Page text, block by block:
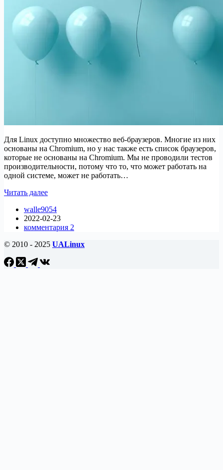
Для Linux доступно множество веб-браузеров. Многие из них
основаны на Chromium, но у нас также есть список браузеров,
которые не основаны на Chromium. Мы не проводили тестов
производительности, потому что то, что может работать на
одной системе, может не работать…
Читать далее10
веб-
браузеров
с
исходным
для
walle9054
2022-02-23
комментария 2
© 2010 - 2025 UALinux